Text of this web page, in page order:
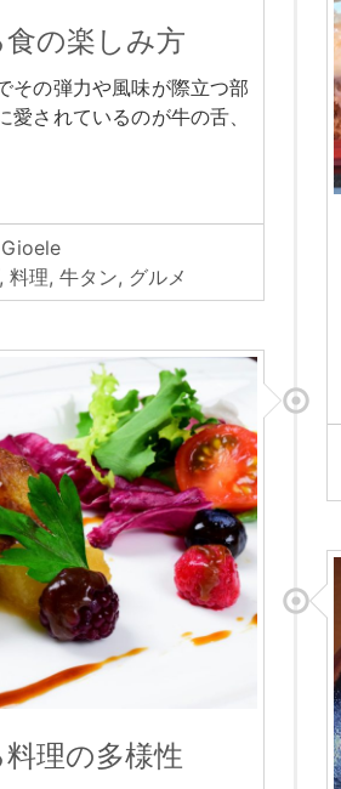
の楽しみ方
その弾力や風味が際立つ部
されているのが牛の舌、
Gioele
, 料理, 牛タン, グルメ
理の多様性